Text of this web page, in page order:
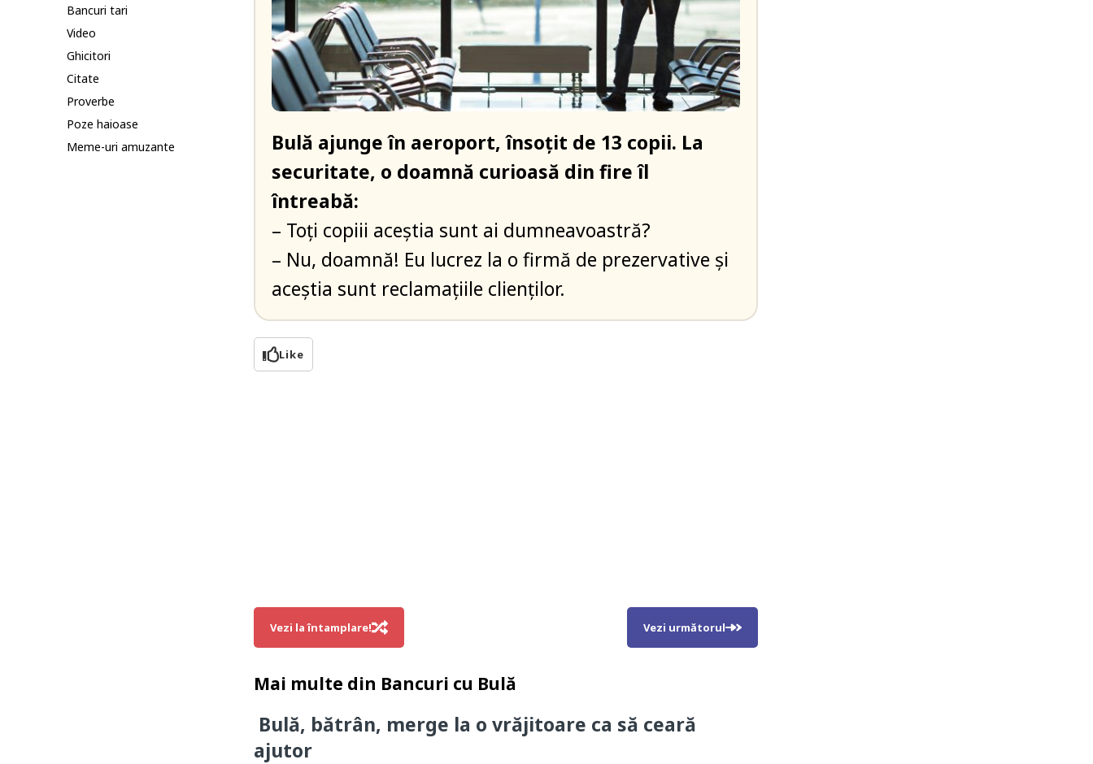
Bancuri tari
Video
Ghicitori
Citate
Proverbe
Poze haioase
Meme-uri amuzante
Bulă ajunge în aeroport, însoțit de 13 copii. La
securitate, o doamnă curioasă din fire îl
întreabă:
– Toți copiii aceștia sunt ai dumneavoastră?
– Nu, doamnă! Eu lucrez la o firmă de prezervative și
aceștia sunt reclamațiile clienților.
Like
Vezi la întamplare! Vezi următorul
Mai multe din Bancuri cu Bulă
Bulă, bătrân, merge la o vrăjitoare ca să ceară
ajutor